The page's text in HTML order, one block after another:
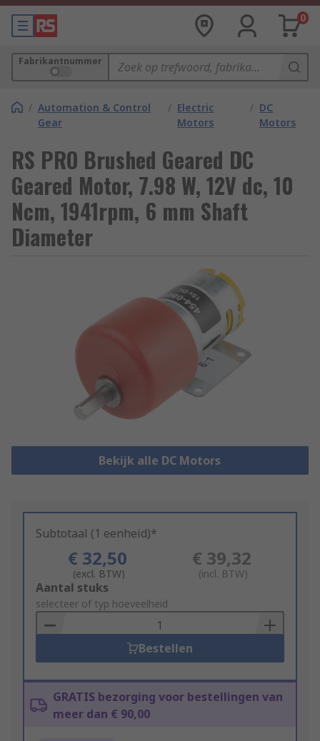
0
Fabrikantnummer
/ Automation & Control
Gear
/ Electric
Motors
/ DC
Motors
RS PRO Brushed Geared DC
Geared Motor, 7.98 W, 12V dc, 10
Ncm, 1941rpm, 6 mm Shaft
Diameter
Bekijk alle DC Motors
Subtotaal (1 eenheid)*
€ 32,50
(excl. BTW)
€ 39,32
(incl. BTW)
Add
to
Basket
Aantal stuks
selecteer of typ hoeveelheid
Bestellen
GRATIS bezorging voor bestellingen van
meer dan € 90,00